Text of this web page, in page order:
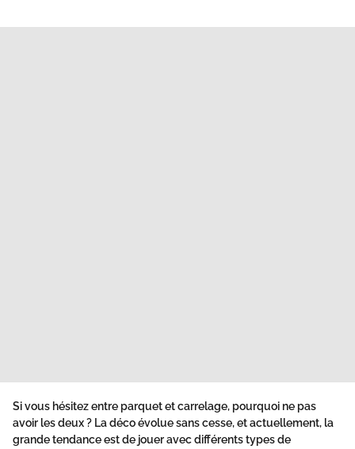
Si vous hésitez entre parquet etcarrelage, pourquoi ne pas
avoir les deux ? Ladécoévolue sans cesse, et actuellement, la
grande tendance est de jouer avec différents types de